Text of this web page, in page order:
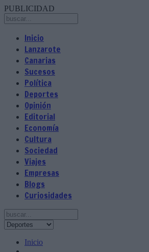
PUBLICIDAD
Inicio
Lanzarote
Canarias
Sucesos
Política
Deportes
Opinión
Editorial
Economía
Cultura
Sociedad
Viajes
Empresas
Blogs
Curiosidades
Inicio